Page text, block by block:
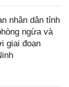
nhân dân tỉnh
ngừa và
giai đoạn